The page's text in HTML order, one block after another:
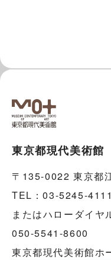
東京都現代美術館
〒135-0022 東京都
TEL：03-5245-4111
またはハローダイヤ
050-5541-8600
東京都現代美術館ホ